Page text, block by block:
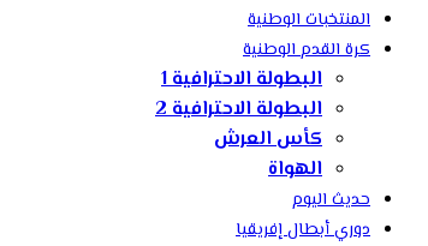
المنتخبات الوطنية
كرة القدم الوطنية
البطولة الاحترافية 1
البطولة الاحترافية 2
كأس العرش
الهواة
حديث اليوم
دوري أبطال إفريقيا